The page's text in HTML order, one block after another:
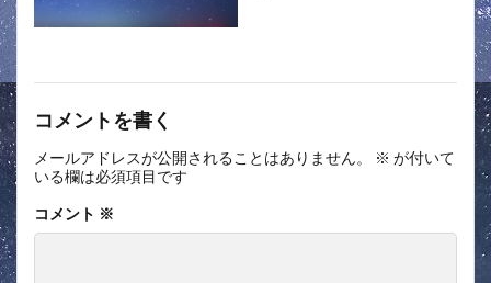
コメントを書く
メールアドレスが公開されることはありません。 ※ が付いて
いる欄は必須項目です
コメント ※